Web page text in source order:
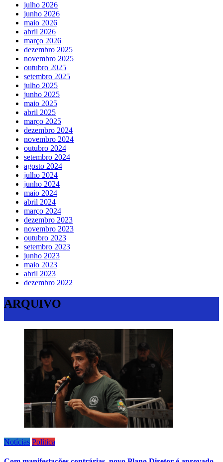
julho 2026
junho 2026
maio 2026
abril 2026
março 2026
dezembro 2025
novembro 2025
outubro 2025
setembro 2025
julho 2025
junho 2025
maio 2025
abril 2025
março 2025
dezembro 2024
novembro 2024
outubro 2024
setembro 2024
agosto 2024
julho 2024
junho 2024
maio 2024
abril 2024
março 2024
dezembro 2023
novembro 2023
outubro 2023
setembro 2023
junho 2023
maio 2023
abril 2023
dezembro 2022
ARQUIVO
Notícias Política